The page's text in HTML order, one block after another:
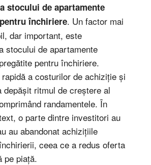
stocului de apartamente
închiriere. Un factor mai
dar important, este
stocului de apartamente
pentru închiriere.
a costurilor de achiziție și
depășit ritmul de creștere al
randamentele. În
o parte dintre investitori au
au abandonat achizițiile
ceea ce a redus oferta
pe piață.